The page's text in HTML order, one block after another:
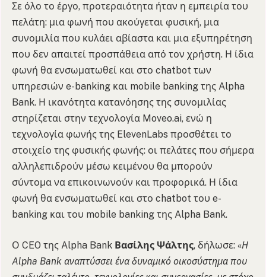
Σε όλο το έργο, προτεραιότητα ήταν η εμπειρία του
πελάτη: μια φωνή που ακούγεται φυσική, μια
συνομιλία που κυλάει αβίαστα και μια εξυπηρέτηση
που δεν απαιτεί προσπάθεια από τον χρήστη. Η ίδια
φωνή θα ενσωματωθεί και στο chatbot των
υπηρεσιών e-banking και mobile banking της Alpha
Bank. Η ικανότητα κατανόησης της συνομιλίας
στηρίζεται στην τεχνολογία Moveo.ai, ενώ η
τεχνολογία φωνής της ElevenLabs προσθέτει το
στοιχείο της φυσικής φωνής: οι πελάτες που σήμερα
αλληλεπιδρούν μέσω κειμένου θα μπορούν
σύντομα να επικοινωνούν και προφορικά. Η ίδια
φωνή θα ενσωματωθεί και στο chatbot του e-
banking και του mobile banking της Alpha Bank.
Ο CEO της Alpha Bank Βασίλης Ψάλτης, δήλωσε: «Η
Alpha Bank αναπτύσσει ένα δυναμικό οικοσύστημα που